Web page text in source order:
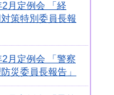
月定例会 「経
策特別委員長報
月定例会 「警察
災委員長報告」